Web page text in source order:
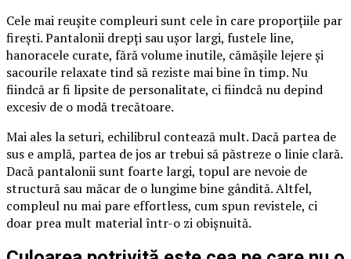
Cele mai reușite compleuri sunt cele în care proporțiile par
firești. Pantalonii drepți sau ușor largi, fustele line,
hanoracele curate, fără volume inutile, cămășile lejere și
sacourile relaxate tind să reziste mai bine în timp. Nu
fiindcă ar fi lipsite de personalitate, ci fiindcă nu depind
excesiv de o modă trecătoare.
Mai ales la seturi, echilibrul contează mult. Dacă partea de
sus e amplă, partea de jos ar trebui să păstreze o linie clară.
Dacă pantalonii sunt foarte largi, topul are nevoie de
structură sau măcar de o lungime bine gândită. Altfel,
compleul nu mai pare effortless, cum spun revistele, ci
doar prea mult material într-o zi obișnuită.